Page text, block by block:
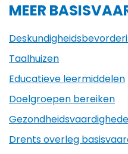
MEER
Taalhuizen
Educatieve leermiddelen
Doelgroepen bereiken
Drents overleg